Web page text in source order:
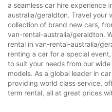
a seamless car hire experience
australia/geraldton. Travel your
collection of brand new cars,
van-rental-australia/geraldton.
rental in van-rental-australia/
renting a car for a special
to suit your needs from our
models. As a global leader in
providing world class service,
term rental, all at great prices